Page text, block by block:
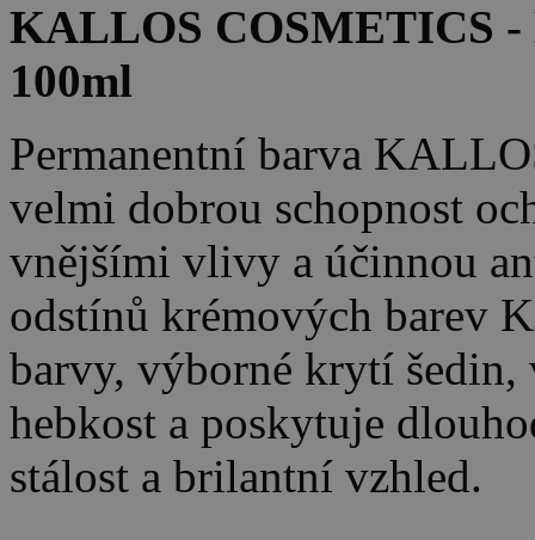
KALLOS COSMETICS
100ml
Permanentní barva
velmi dobrou schopnost
vnějšími vlivy a účinnou
odstínů krémových barev
barvy, výborné krytí šedin,
hebkost a poskytuje
stálost a brilantní vzhled.